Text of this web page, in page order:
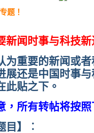
题！
新闻时事与科技
为重要的新闻或
展还是中国时事
此贴之下。
，所有转帖将按
目】︰